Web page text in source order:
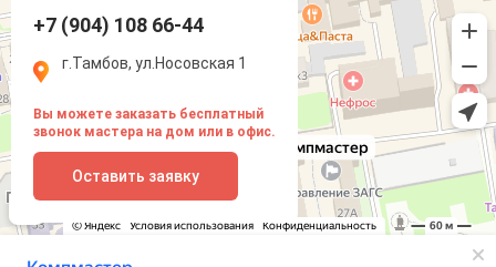
+7 (904) 108 66-44
г.Тамбов, ул.Носовская 1
Вы можете заказать бесплатный
звонок мастера на дом или в офис.
Оставить заявку